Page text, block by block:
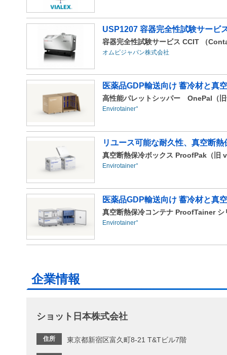
USP1207 容器完全性試験サービ
容器完全性試験サービス CCIT （
オムピジャパン株式会社
医薬品GDP輸送向け 蓄冷材と真
高性能パレットシッパー OnePal（
Envirotainer°
リユース可能な耐久性、真空断
真空断熱保冷ボックス ProofPak（旧
Envirotainer°
医薬品GDP輸送向け 蓄冷材と真
真空断熱保冷コンテナ ProofTainer
Envirotainer°
企業情報
ショット日本株式会社
住所 東京都新宿区富久町8-21 T&Tビル7階